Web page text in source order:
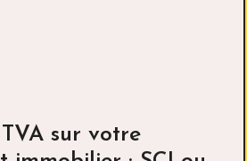
precisión
de
sur votre